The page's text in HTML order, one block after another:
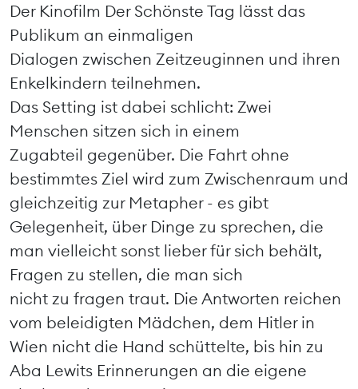
Der Kinofilm Der Schönste Tag lässt das
Publikum an einmaligen
Dialogen zwischen Zeitzeuginnen und ihren
Enkelkindern teilnehmen.
Das Setting ist dabei schlicht: Zwei
Menschen sitzen sich in einem
Zugabteil gegenüber. Die Fahrt ohne
bestimmtes Ziel wird zum Zwischenraum und
gleichzeitig zur Metapher - es gibt
Gelegenheit, über Dinge zu sprechen, die
man vielleicht sonst lieber für sich behält,
Fragen zu stellen, die man sich
nicht zu fragen traut. Die Antworten reichen
vom beleidigten Mädchen, dem Hitler in
Wien nicht die Hand schüttelte, bis hin zu
Aba Lewits Erinnerungen an die eigene